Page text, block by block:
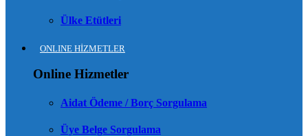
Ülke Etütleri
ONLINE HİZMETLER
Online Hizmetler
Aidat Ödeme / Borç Sorgulama
Üye Belge Sorgulama